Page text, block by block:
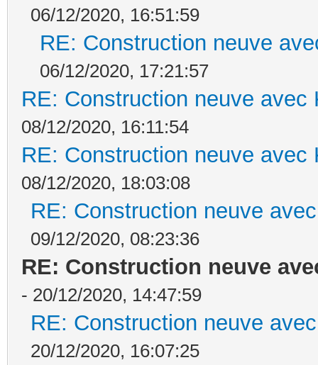
06/12/2020, 16:51:59
RE: Construction neuve
06/12/2020, 17:21:57
RE: Construction neuve avec
08/12/2020, 16:11:54
RE: Construction neuve avec
08/12/2020, 18:03:08
RE: Construction neuve
09/12/2020, 08:23:36
RE: Construction neuve
- 20/12/2020, 14:47:59
RE: Construction neuve
20/12/2020, 16:07:25